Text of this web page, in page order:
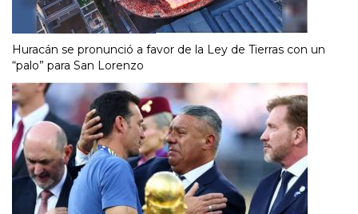
Huracán se pronunció a favor de la Ley de Tierras con un
“palo” para San Lorenzo